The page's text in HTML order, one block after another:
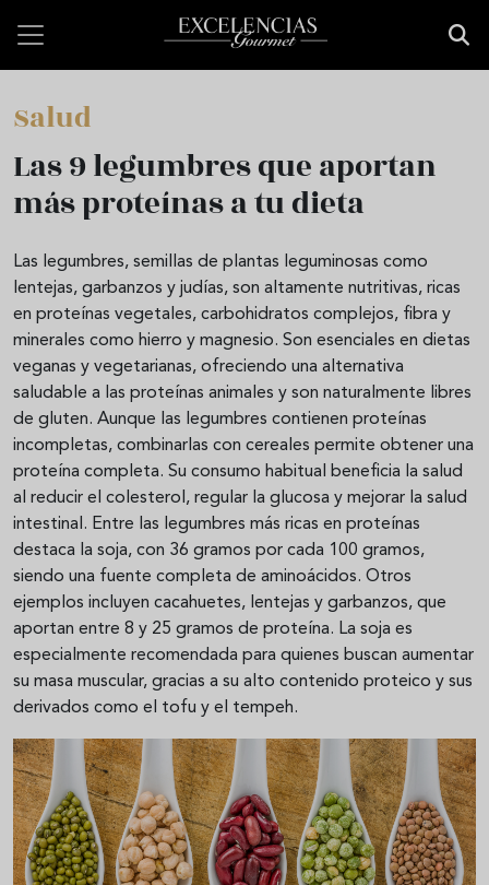
Salud
Las 9 legumbres que aportan
más proteínas a tu dieta
Las legumbres, semillas de plantas leguminosas como
lentejas, garbanzos y judías, son altamente nutritivas, ricas
en proteínas vegetales, carbohidratos complejos, fibra y
minerales como hierro y magnesio. Son esenciales en dietas
veganas y vegetarianas, ofreciendo una alternativa
saludable a las proteínas animales y son naturalmente libres
de gluten. Aunque las legumbres contienen proteínas
incompletas, combinarlas con cereales permite obtener una
proteína completa. Su consumo habitual beneficia la salud
al reducir el colesterol, regular la glucosa y mejorar la salud
intestinal. Entre las legumbres más ricas en proteínas
destaca la soja, con 36 gramos por cada 100 gramos,
siendo una fuente completa de aminoácidos. Otros
ejemplos incluyen cacahuetes, lentejas y garbanzos, que
aportan entre 8 y 25 gramos de proteína. La soja es
especialmente recomendada para quienes buscan aumentar
su masa muscular, gracias a su alto contenido proteico y sus
derivados como el tofu y el tempeh.